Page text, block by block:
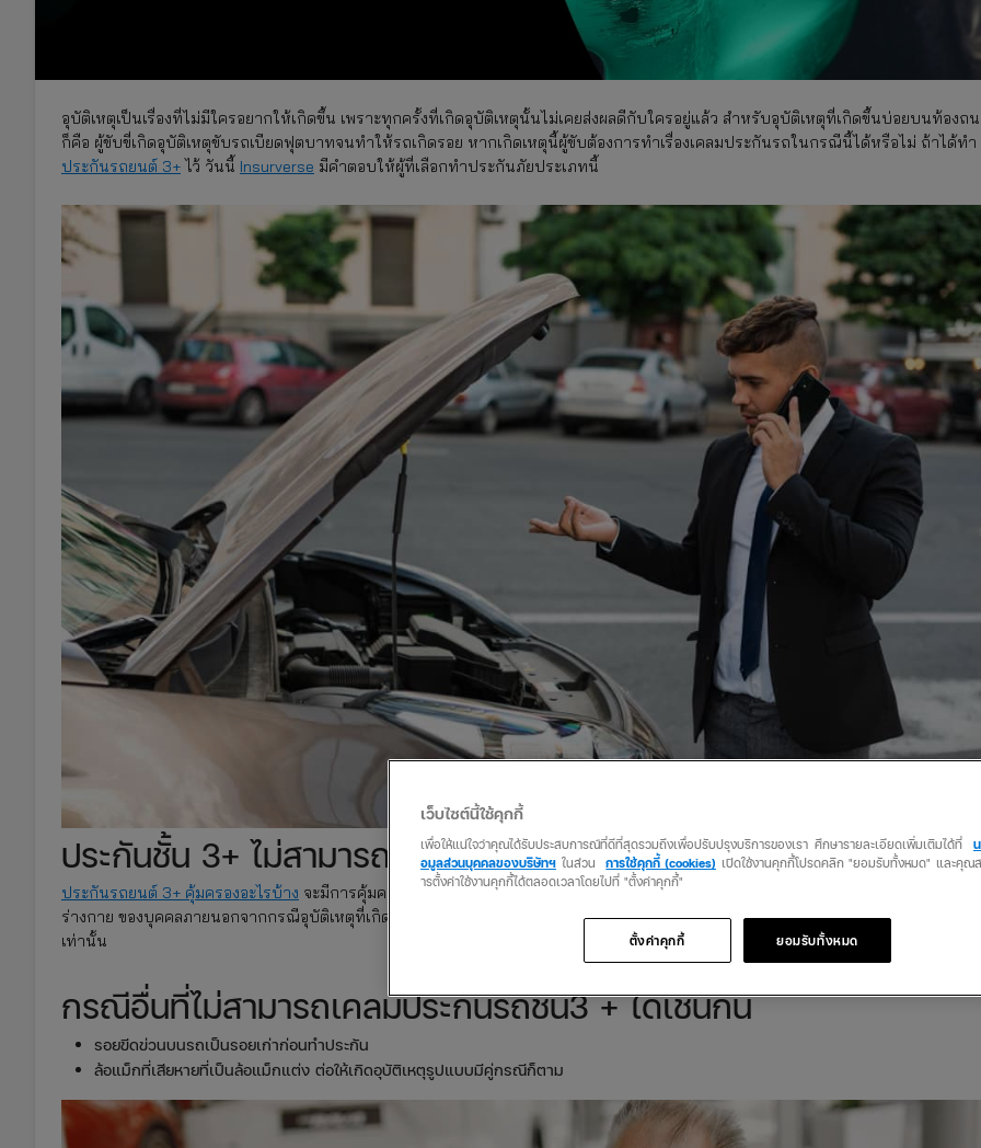
อุบัติเหตุเป็นเรื่องที่ไม่มีใครอยากให้เกิดขึ้น เพราะทุกครั้งที่เกิดอุบัติเหตุนั้นไม่เคยส่งผลดีกับใครอยู่แล้ว สำหรับอุบัติเหตุที่เกิดขึ้นบ่อยบนท้องถ
ก็คือ ผู้ขับขี่เกิดอุบัติเหตุขับรถเบียดฟุตบาทจนทำให้รถเกิดรอย หากเกิดเหตุนี้ผู้ขับต้องการทำเรื่องเคลมประกันรถในกรณีนี้ได้หรือไม่ ถ้าได้ทำ
ประกันรถยนต์ 3+ ไว้ วันนี้ Insurverse มีคำตอบให้ผู้ที่เลือกทำประกันภัยประเภทนี้
ประกันชั้น 3+ ไม่สามารถเคลมกรณีขับรถเบียดฟุตบาทได้
ประกันรถยนต์ 3+ คุ้มครองอะไรบ้าง จะมีการคุ้มครองที่คล้ายกับการทำประกันชั้น 1 แต่ประกันชั้น 3+ จะคุ้มครองในเรื่องของทรัพย์สิน ชีวิต
ร่างกาย ของบุคคลภายนอกจากกรณีอุบัติเหตุที่เกิดการเฉี่ยวชนโดยไม่คาดคิด และยังสามารถเคลมประกันรถได้ในกรณีที่เกิดอุบัติเหตุรถชนรถ
เท่านั้น
กรณีอื่นที่ไม่สามารถเคลมประกันรถชั้น3 + ได้เช่นกัน
รอยขีดข่วนบนรถเป็นรอยเก่าก่อนทำประกัน
ล้อแม็กที่เสียหายที่เป็นล้อแม็กแต่ง ต่อให้เกิดอุบัติเหตุรูปแบบมีคู่กรณีก็ตาม
เว็บไซต์นี้ใช้คุกกี้
เพื่อให้แน่ใจว่าคุณได้รับประสบการณ์ที่ดีที่สุดรวมถึงเพื่อปรับปรุงบริการของเรา ศึกษารายละเอียดเพิ่มเติมได้ที่
อมูลส่วนบุคคลของบริษัทฯ ในส่วน การใช้คุกกี้ (cookies) เปิดใช้งานคุกกี้โปรดคลิก "ยอมรับทั้งหมด" และคุณ
ารตั้งค่าใช้งานคุกกี้ได้ตลอดเวลาโดยไปที่ "ตั้งค่าคุกกี้"
ยอมรับทั้งหมด
ตั้งค่าคุกกี้